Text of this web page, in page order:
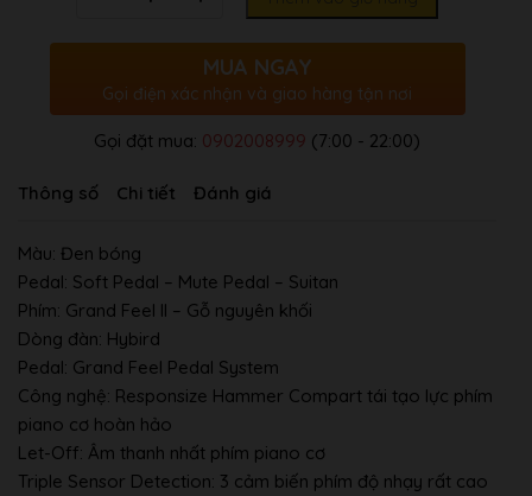
MUA NGAY
Gọi điện xác nhận và giao hàng tận nơi
Gọi đặt mua: 0902008999 (7:00 - 22:00)
Thông số Chi tiết Đánh giá
Màu: Đen bóng
Pedal: Soft Pedal – Mute Pedal – Suitan
Phím: Grand Feel II – Gỗ nguyên khối
Dòng đàn: Hybird
Pedal: Grand Feel Pedal System
Công nghệ: Responsize Hammer Compart tái tạo lực phím
piano cơ hoàn hảo
Let-Off: Âm thanh nhất phím piano cơ
Triple Sensor Detection: 3 cảm biến phím độ nhạy rất cao